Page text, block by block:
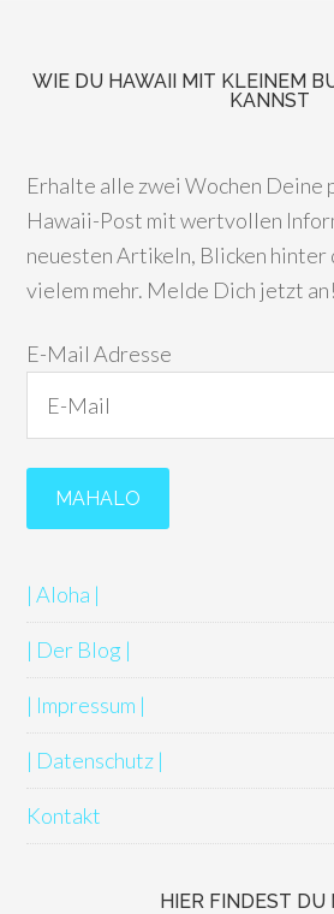
WIE DU HAWAII MIT KLEINEM
ANNST
Erhalte alle zwei Wochen Deine
Hawaii-Post mit wertvollen
neuesten Artikeln, Blicken hinter
vielem mehr. Melde Dich jetzt an!
E-Mail Adresse
| Aloha |
| Der Blog |
| Impressum |
| Datenschutz |
Kontakt
HIER FINDEST DU